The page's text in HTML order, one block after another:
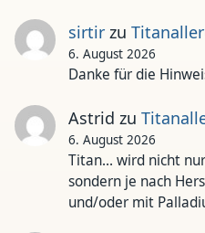
sirtirzu
6. August 2026
Danke für die
Astrid zu
6. August 2026
Titan... wird nicht
sondern je nach
und/oder mit